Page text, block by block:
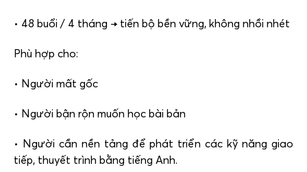
• 48 buổi / 4 tháng → tiến bộ bền vững, không nhồi nhét
Phù hợp cho:
• Người mất gốc
• Người bận rộn muốn học bài bản
• Người cần nền tảng để phát triển các kỹ năng giao
tiếp, thuyết trình bằng tiếng Anh.